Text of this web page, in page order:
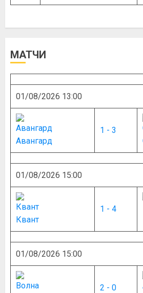
МАТЧИ
01/08/2026 13:00
Авангард
1 - 3
01/08/2026 15:00
Квант
1 - 4
01/08/2026 15:00
2 - 0